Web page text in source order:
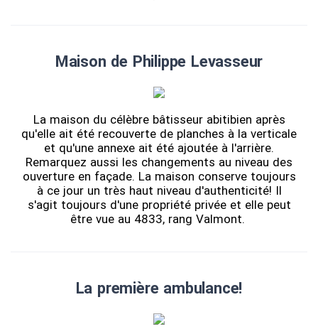
Maison de Philippe Levasseur
La maison du célèbre bâtisseur abitibien après
qu'elle ait été recouverte de planches à la verticale
et qu'une annexe ait été ajoutée à l'arrière.
Remarquez aussi les changements au niveau des
ouverture en façade. La maison conserve toujours
à ce jour un très haut niveau d'authenticité! Il
s'agit toujours d'une propriété privée et elle peut
être vue au 4833, rang Valmont.
La première ambulance!